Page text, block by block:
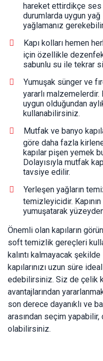
hareket ettirdikçe ses
durumlarda uygun
yağlamanız
Kapı kolları hemen
için özellikle
sabunlu su ile tekrar
Yumuşak sünger ve
yararlı
uygun olduğundan
kullanabilirsiniz.
Mutfak ve banyo
göre daha fazla
kapılar pişen yemek
Dolayısıyla mutfak
tavsiye edilir.
Yerleşen yağların
temizleyicidir.
yumuşatarak
Önemli olan kapıların
soft temizlik gereçleri
kalıntı kalmayacak
kapılarınızı uzun süre
edebilirsiniz. Siz de çelik
avantajlarından
son derece dayanıklı ve
arasından seçim
olabilirsiniz.